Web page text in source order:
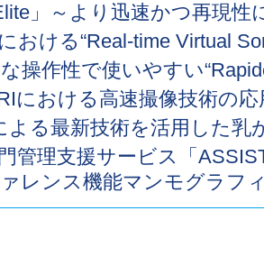
」～より迅速かつ再現性
おける“Real-time Virtual
操作性で使いやすい
における高速撮像技術の応
よる最新技術を活用した乳
管理支援サービス「
レンス機能マンモグラフ